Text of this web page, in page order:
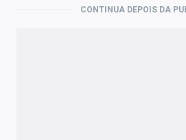
CONTINUA DEPOIS DA